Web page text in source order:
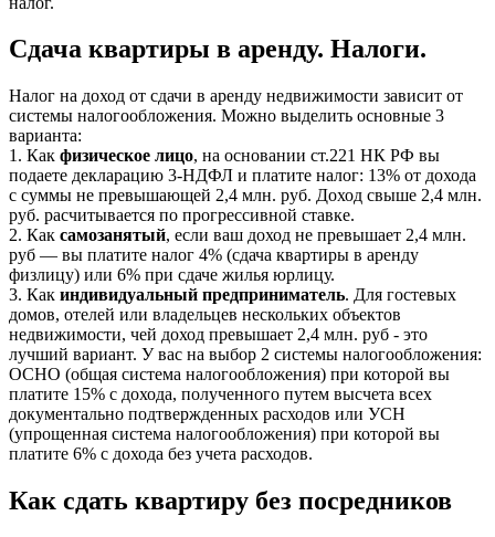
Сдача квартиры в аренду. Налоги.
Налог на доход от сдачи в аренду недвижимости зависит от
системы налогообложения. Можно выделить основные 3
варианта:
1. Как физическое лицо, на основании ст.221 НК РФ вы
подаете декларацию 3-НДФЛ и платите налог: 13% от дохода
с суммы не превышающей 2,4 млн. руб. Доход свыше 2,4 млн.
руб. расчитывается по прогрессивной ставке.
2. Как самозанятый, если ваш доход не превышает 2,4 млн.
руб — вы платите налог 4% (сдача квартиры в аренду
физлицу) или 6% при сдаче жилья юрлицу.
3. Как индивидуальный предприниматель. Для гостевых
домов, отелей или владельцев нескольких объектов
недвижимости, чей доход превышает 2,4 млн. руб - это
лучший вариант. У вас на выбор 2 системы налогообложения:
ОСНО (общая система налогообложения) при которой вы
платите 15% с дохода, полученного путем высчета всех
документально подтвержденных расходов или УСН
(упрощенная система налогообложения) при которой вы
платите 6% с дохода без учета расходов.
Как сдать квартиру без посредников